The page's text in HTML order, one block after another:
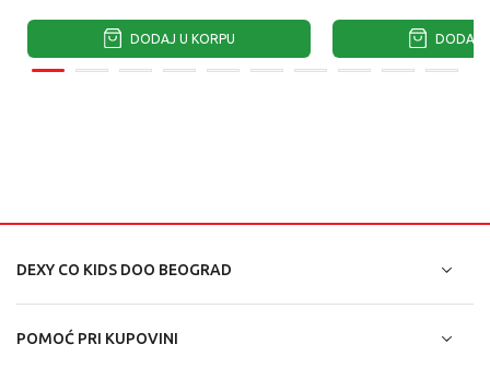
DODAJ U KORPU DODAJ
DEXY CO KIDS DOO BEOGRAD
POMOĆ PRI KUPOVINI